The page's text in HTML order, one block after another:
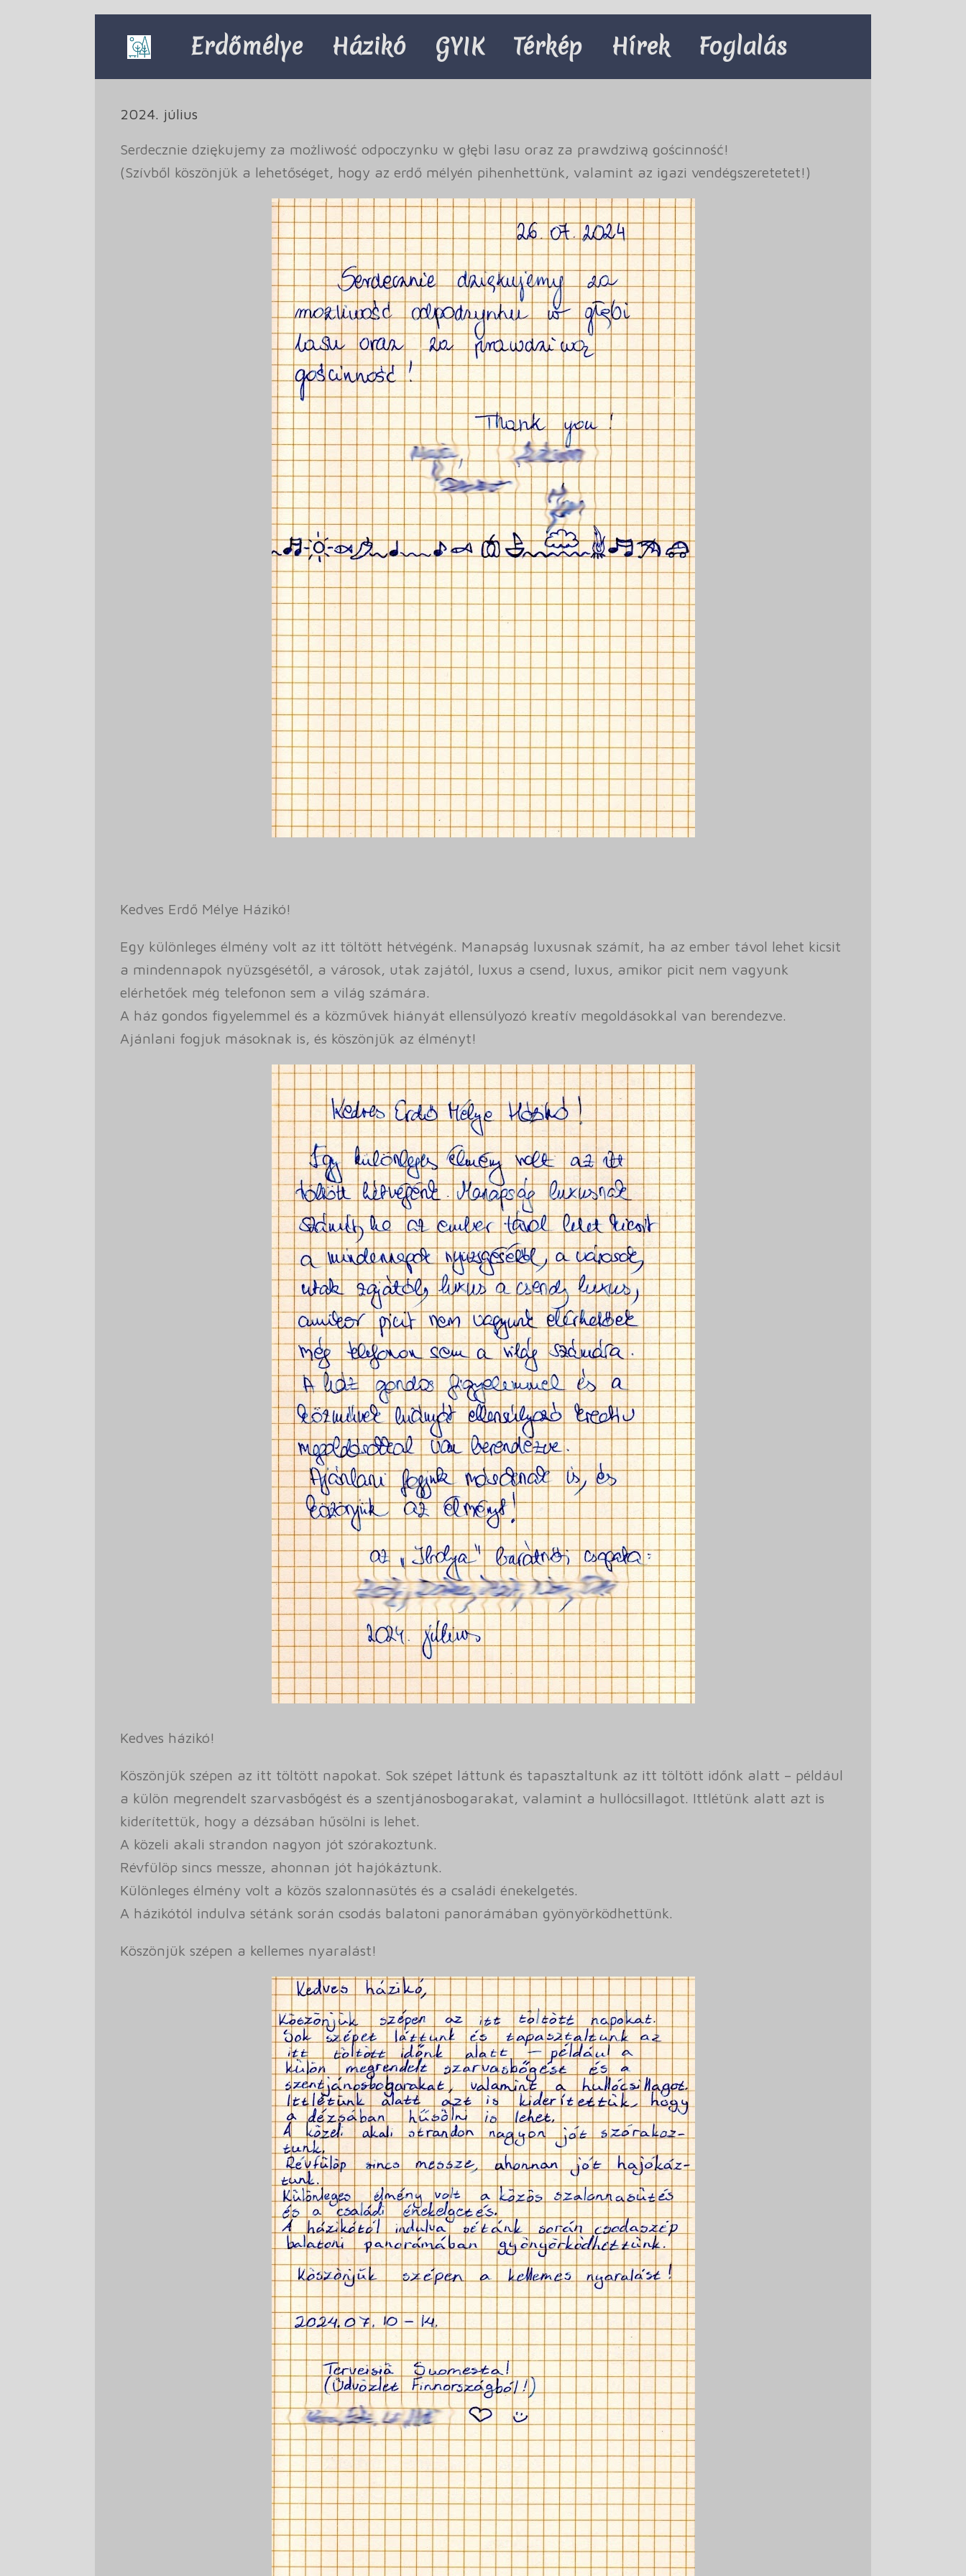
Erdőmélye Házikó GYIK Térkép Hírek Foglalás
2024. július
Serdecznie dziękujemy za możliwość odpoczynku w głębi lasu oraz za prawdziwą gościnność!
(Szívből köszönjük a lehetőséget, hogy az erdő mélyén pihenhettünk, valamint az igazi vendégszeretetet!)
Kedves Erdő Mélye Házikó!
Egy különleges élmény volt az itt töltött hétvégénk. Manapság luxusnak számít, ha az ember távol lehet kicsit
a mindennapok nyüzsgésétől, a városok, utak zajától, luxus a csend, luxus, amikor picit nem vagyunk
elérhetőek még telefonon sem a világ számára.
A ház gondos figyelemmel és a közművek hiányát ellensúlyozó kreatív megoldásokkal van berendezve.
Ajánlani fogjuk másoknak is, és köszönjük az élményt!
Kedves házikó!
Köszönjük szépen az itt töltött napokat. Sok szépet láttunk és tapasztaltunk az itt töltött időnk alatt – például
a külön megrendelt szarvasbőgést és a szentjánosbogarakat, valamint a hullócsillagot. Ittlétünk alatt azt is
kiderítettük, hogy a dézsában hűsölni is lehet.
A közeli akali strandon nagyon jót szórakoztunk.
Révfülöp sincs messze, ahonnan jót hajókáztunk.
Különleges élmény volt a közös szalonnasütés és a családi énekelgetés.
A házikótól indulva sétánk során csodás balatoni panorámában gyönyörködhettünk.
Köszönjük szépen a kellemes nyaralást!